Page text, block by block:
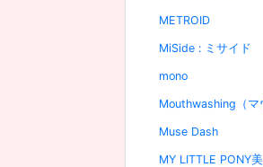
METROID
MiSide : ミサイド
mono
Mouthwashing（マ
Muse Dash
MY LITTLE PONY